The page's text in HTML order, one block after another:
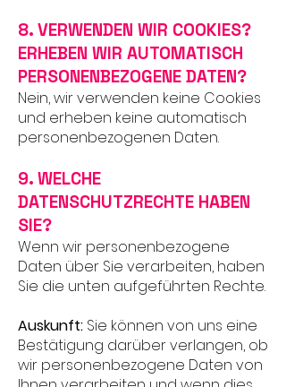
8. VERWENDEN WIR COOKIES?
ERHEBEN WIR AUTOMATISCH
PERSONENBEZOGENE DATEN?
Nein, wir verwenden keine Cookies
und erheben keine automatisch
personenbezogenen Daten.
9. WELCHE
DATENSCHUTZRECHTE HABEN
SIE?
Wenn wir personenbezogene
Daten über Sie verarbeiten, haben
Sie die unten aufgeführten Rechte.
Auskunft: Sie können von uns eine
Bestätigung darüber verlangen, ob
wir personenbezogene Daten von